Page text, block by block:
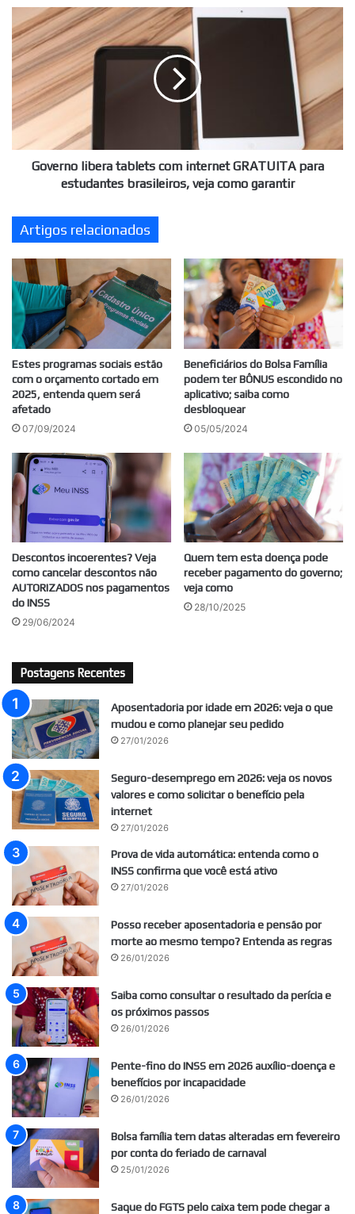
garanta
a
sua
Governo
libera
tablets
com
internet
GRATUITA
para
estudantes
brasileiros,
Governo libera tablets com internet GRATUITA para
estudantes brasileiros, veja como garantir
Artigos relacionados
Estes programas sociais estão
com o orçamento cortado em
2025, entenda quem será
afetado
07/09/2024
Beneficiários do Bolsa Família
podem ter BÔNUS escondido no
aplicativo; saiba como
desbloquear
05/05/2024
Descontos incoerentes? Veja
como cancelar descontos não
AUTORIZADOS nos pagamentos
do INSS
29/06/2024
Quem tem esta doença pode
receber pagamento do governo;
veja como
28/10/2025
Postagens Recentes
Aposentadoria por idade em 2026: veja o que
mudou e como planejar seu pedido
27/01/2026
Seguro-desemprego em 2026: veja os novos
valores e como solicitar o benefício pela
internet
27/01/2026
Prova de vida automática: entenda como o
INSS confirma que você está ativo
27/01/2026
Posso receber aposentadoria e pensão por
morte ao mesmo tempo? Entenda as regras
26/01/2026
Saiba como consultar o resultado da perícia e
os próximos passos
26/01/2026
Pente-fino do INSS em 2026 auxílio-doença e
benefícios por incapacidade
26/01/2026
Bolsa família tem datas alteradas em fevereiro
por conta do feriado de carnaval
25/01/2026
Saque do FGTS pelo caixa tem pode chegar a